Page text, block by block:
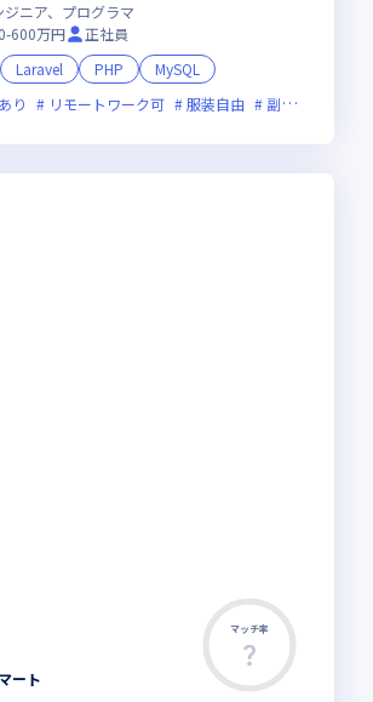
ニア、プログラマ
600万円
正社員
Laravel PHP
MySQL
り
リモートワーク可 服装自由 副業可
マッチ率
ート